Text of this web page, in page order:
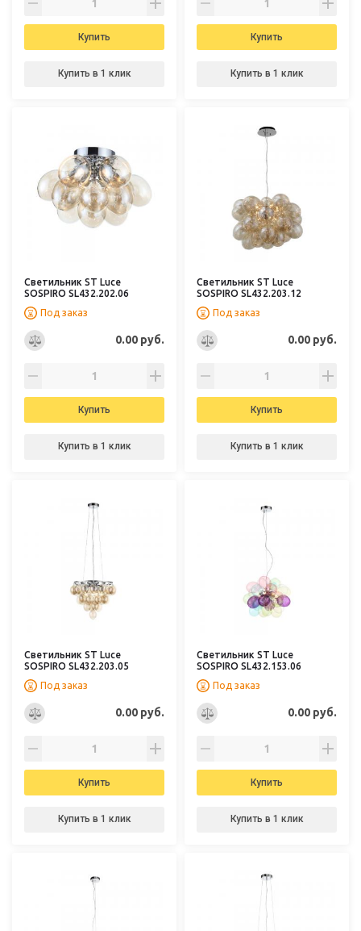
Купить
Купить в 1 клик
Купить
Купить в 1 клик
Светильник ST Luce
SOSPIRO SL432.202.06
Под заказ
0.00 руб.
Купить
Купить в 1 клик
Светильник ST Luce
SOSPIRO SL432.203.12
Под заказ
0.00 руб.
Купить
Купить в 1 клик
Светильник ST Luce
SOSPIRO SL432.203.05
Под заказ
0.00 руб.
Купить
Купить в 1 клик
Светильник ST Luce
SOSPIRO SL432.153.06
Под заказ
0.00 руб.
Купить
Купить в 1 клик